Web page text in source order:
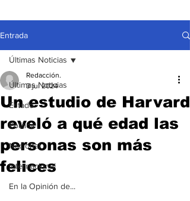
Entrada
Últimas Noticias
Estado
Política
Nacional
Internacional
En la Opinión de...
Últimas Noticias
Un estudio de Harvard
reveló a qué edad las
personas son más
felices
Redacción.
3 jul 2024